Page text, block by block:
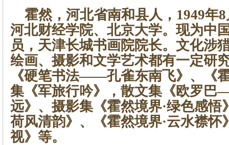
霍然，河北省南和县人，1949年
河北财经学院、北京大学。现为中
员，天津长城书画院院长。文化涉
绘画、摄影和文学艺术都有一定研
《硬笔书法——孔雀东南飞》、《
集《军旅行吟》，散文集《欧罗
远》、摄影集《霍然境界·绿色感悟
荷风清韵》、《霍然境界·云水襟怀
视》等。